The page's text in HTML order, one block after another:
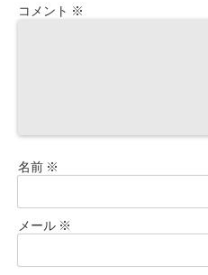
コメント ※
名前 ※
メール ※